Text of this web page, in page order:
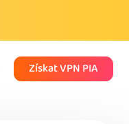
Získat VPN PIA